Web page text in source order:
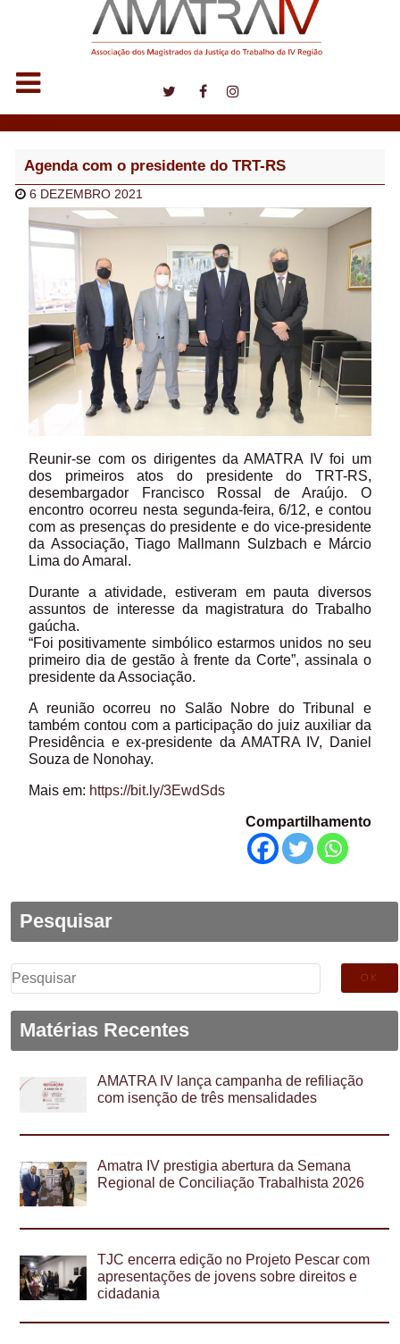
Agenda com o presidente do TRT-RS
6 DEZEMBRO 2021
Reunir-se com os dirigentes da AMATRA IV foi um
dos primeiros atos do presidente do TRT-RS,
desembargador Francisco Rossal de Araújo. O
encontro ocorreu nesta segunda-feira, 6/12, e contou
com as presenças do presidente e do vice-presidente
da Associação, Tiago Mallmann Sulzbach e Márcio
Lima do Amaral.
Durante a atividade, estiveram em pauta diversos
assuntos de interesse da magistratura do Trabalho
gaúcha.
“Foi positivamente simbólico estarmos unidos no seu
primeiro dia de gestão à frente da Corte”, assinala o
presidente da Associação.
A reunião ocorreu no Salão Nobre do Tribunal e
também contou com a participação do juiz auxiliar da
Presidência e ex-presidente da AMATRA IV, Daniel
Souza de Nonohay.
Mais em: https://bit.ly/3EwdSds
Compartilhamento
Pesquisar
Pesquisar
por:
Matérias Recentes
AMATRA IV lança campanha de refiliação
com isenção de três mensalidades
Amatra IV prestigia abertura da Semana
Regional de Conciliação Trabalhista 2026
TJC encerra edição no Projeto Pescar com
apresentações de jovens sobre direitos e
cidadania